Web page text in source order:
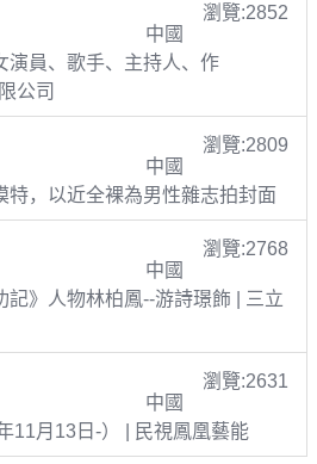
瀏覽:2852
中國
演員、歌手、主持人、作
公司
瀏覽:2809
中國
特，以近全裸為男性雜志拍封面
瀏覽:2768
中國
記》人物林柏鳳--游詩璟飾 | 三立
瀏覽:2631
中國
11月13日-） | 民視鳳凰藝能